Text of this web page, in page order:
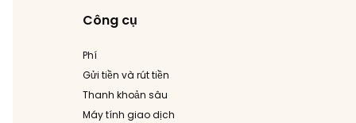
Công cụ
Phí
Gửi tiền và rút tiền
Thanh khoản sâu
Máy tính giao dịch